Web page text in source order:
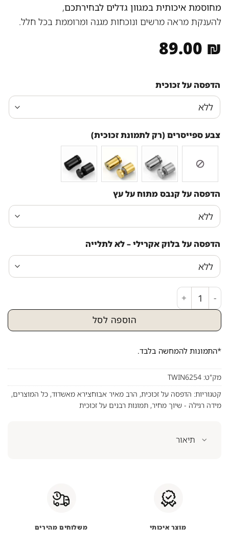
מחוסמת איכותית במגוון גדלים לבחירתכם,
להענקת מראה מרשים ונוכחות מגנה ומרוממת בכל חלל.
89.00 ₪
הדפסה על זכוכית
צבע ספייסרים (רק לתמונת זכוכית)
הדפסה על קנבס מתוח על עץ
הדפסה על בלוק אקרילי – לא לתלייה
כמות של תמונה של הרב מאיר אבוחצירא על קנבס או זכוכית
הוספה לסל
*התמונות להמחשה בלבד.
מק"ט: TWIN6254
קטגוריות: הדפסה על זכוכית, הרב מאיר אבוחצירא מאשדוד, כל המוצרים,
מידה רגילה - שיוך מחיר, תמונות רבנים על זכוכית
תיאור
מוצר איכותי משלוחים מהירים